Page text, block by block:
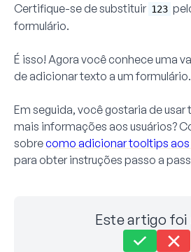
Certifique-se de substituir 123
formulário.
É isso! Agora você conhece uma
de adicionar texto a um formulário.
Em seguida, você gostaria de
mais informações aos usuários?
sobrecomo adicionar tooltips aos
para obter instruções passo a
Este artigo foi